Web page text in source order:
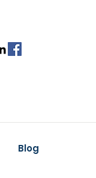
Blog